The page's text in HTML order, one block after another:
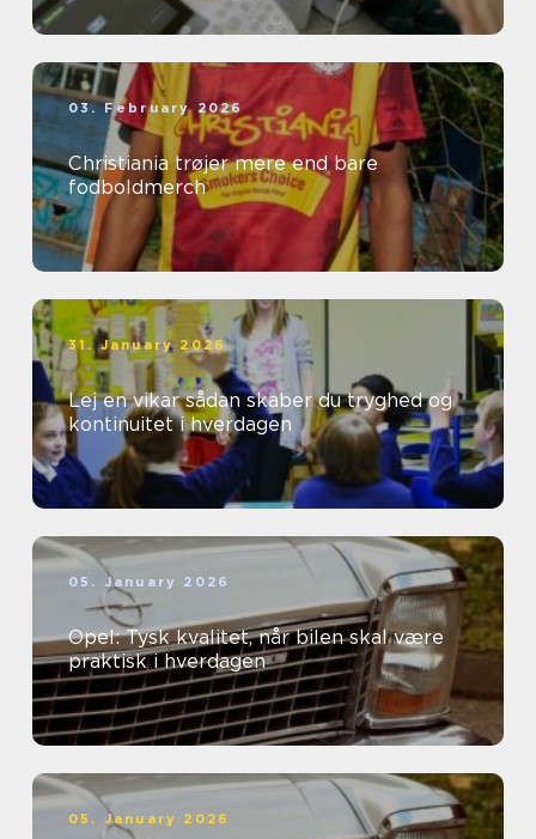
03. February 2026
Christiania trøjer mere end bare
fodboldmerch
31. January 2026
Lej en vikar sådan skaber du tryghed og
kontinuitet i hverdagen
05. January 2026
Opel: Tysk kvalitet, når bilen skal være
praktisk i hverdagen
05. January 2026